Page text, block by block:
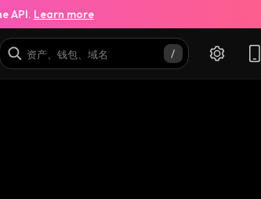
API. Learn more